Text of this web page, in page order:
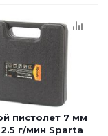
пистолет 7 мм
г/мин Sparta